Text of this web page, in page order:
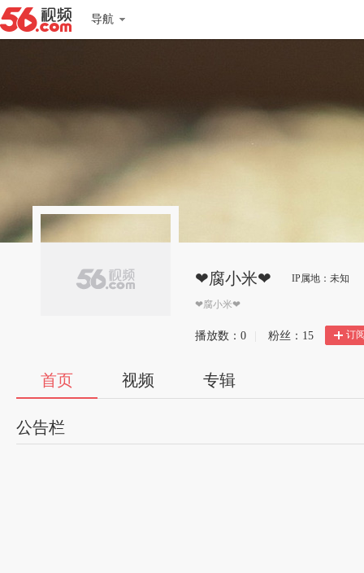
导航
❤腐小米❤ IP属地：未知
❤腐小米❤
播放数： 0 粉丝： 15 订
首页 视频 专辑
公告栏